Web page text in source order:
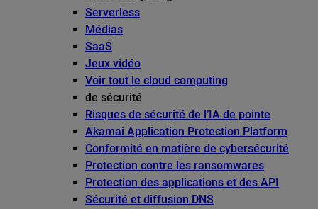
Serverless
Médias
SaaS
Jeux vidéo
Voir tout le cloud computing
de sécurité
Risques de sécurité de l’IA de pointe
Akamai Application Protection Platform
Conformité en matière de cybersécurité
Protection contre les ransomwares
Protection des applications et des API
Sécurité et diffusion DNS